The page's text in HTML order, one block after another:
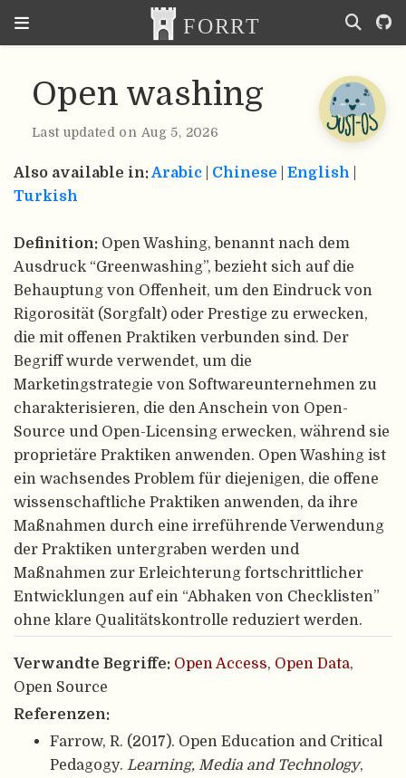
Open washing
Last updated on Aug 5, 2026
Also available in:Arabic Chinese English
Turkish
Definition: Open Washing, benannt nach dem
Ausdruck “Greenwashing”, bezieht sich auf die
Behauptung von Offenheit, um den Eindruck von
Rigorosität (Sorgfalt) oder Prestige zu erwecken,
die mit offenen Praktiken verbunden sind. Der
Begriff wurde verwendet, um die
Marketingstrategie von Softwareunternehmen zu
charakterisieren, die den Anschein von Open-
Source und Open-Licensing erwecken, während sie
proprietäre Praktiken anwenden. Open Washing ist
ein wachsendes Problem für diejenigen, die offene
wissenschaftliche Praktiken anwenden, da ihre
Maßnahmen durch eine irreführende Verwendung
der Praktiken untergraben werden und
Maßnahmen zur Erleichterung fortschrittlicher
Entwicklungen auf ein “Abhaken von Checklisten”
ohne klare Qualitätskontrolle reduziert werden.
Verwandte Begriffe: Open Access, Open Data,
Open Source
Referenzen:
Farrow, R. (2017). Open Education and Critical
Pedagogy. Learning, Media and Technology,